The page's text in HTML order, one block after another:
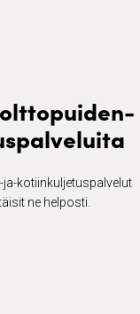
kotiinkuljetuspalvelut
ne helposti.